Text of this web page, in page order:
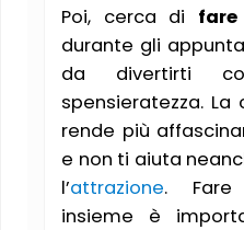
Poi, cerca di
durante gli
da divertirti
spensieratezza.
rende più
e non ti aiuta
l’attrazione. Fare
insieme è